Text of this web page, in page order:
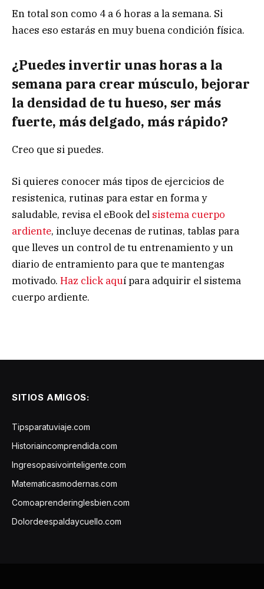
En total son como 4 a 6 horas a la semana. Si
haces eso estarás en muy buena condición física.
¿Puedes invertir unas horas a la
semana para crear músculo, bejorar
la densidad de tu hueso, ser más
fuerte, más delgado, más rápido?
Creo que si puedes.
Si quieres conocer más tipos de ejercicios de
resistenica, rutinas para estar en forma y
saludable, revisa el eBook del sistema cuerpo
ardiente, incluye decenas de rutinas, tablas para
que lleves un control de tu entrenamiento y un
diario de entramiento para que te mantengas
motivado. Haz click aquí para adquirir el sistema
cuerpo ardiente.
SITIOS AMIGOS:
Tipsparatuviaje.com
Historiaincomprendida.com
Ingresopasivointeligente.com
Matematicasmodernas.com
Comoaprenderinglesbien.com
Dolordeespaldaycuello.com